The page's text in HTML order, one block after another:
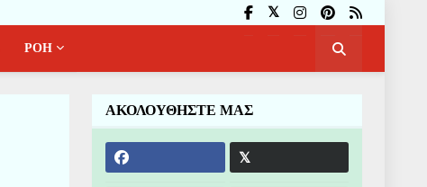
ΡΟΗ
ΑΚΟΛΟΥΘΗΣΤΕ ΜΑΣ